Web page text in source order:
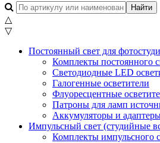
△
▽
Постоянный свет для
Комплекты постоянного
Светодиодные LED
Галогенные осветители
Флуоресцентные
Патроны для ламп
Аккумуляторы и
Импульсный свет (студийные
Комплекты импульсного